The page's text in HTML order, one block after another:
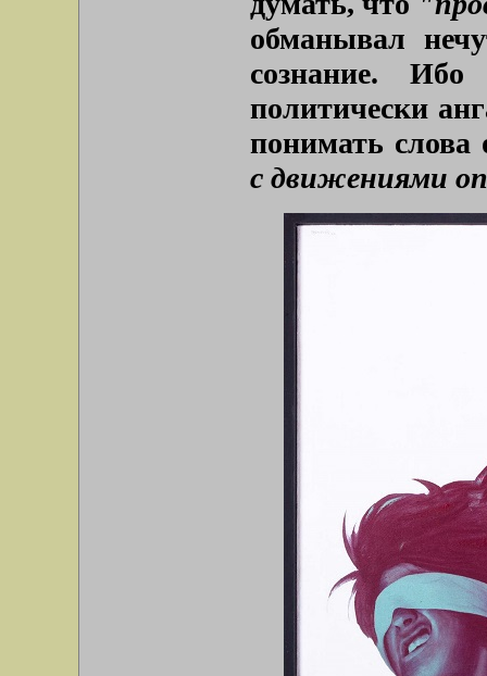
обманывал
сознание.
политически
понимать
с движениями